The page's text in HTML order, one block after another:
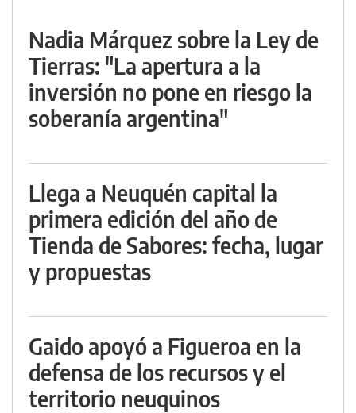
Nadia Márquez sobre la Ley de
Tierras: "La apertura a la
inversión no pone en riesgo la
soberanía argentina"
Llega a Neuquén capital la
primera edición del año de
Tienda de Sabores: fecha, lugar
y propuestas
Gaido apoyó a Figueroa en la
defensa de los recursos y el
territorio neuquinos